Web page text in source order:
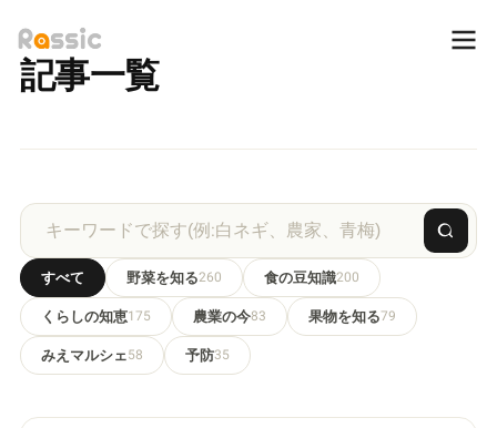
記事一覧
すべて 野菜を知る260 食の豆知識200
くらしの知恵175 農業の今83 果物を知る79
みえマルシェ58 予防35